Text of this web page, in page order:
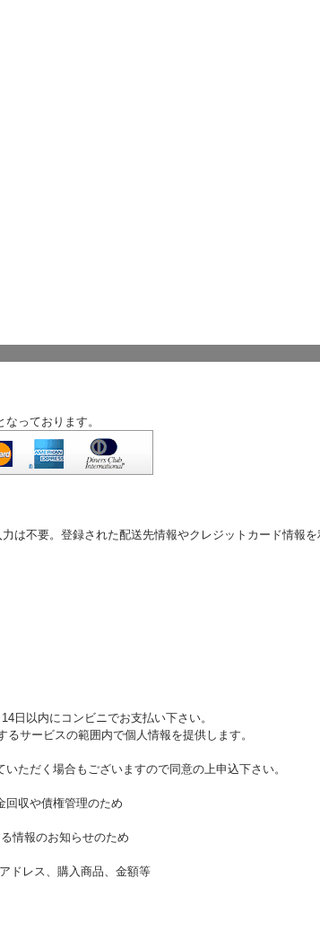
っております。
は不要。登録された配送先情報やクレジットカード情報を
日以内にコンビニでお支払い下さい。
サービスの範囲内で個人情報を提供します。
ただく場合もございますので同意の上申込下さい。
回収や債権管理のため
情報のお知らせのため
ドレス、購入商品、金額等